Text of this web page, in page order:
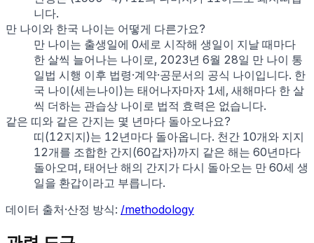
니다.
만 나이와 한국 나이는 어떻게 다른가요?
만 나이는 출생일에 0세로 시작해 생일이 지날 때마다
한 살씩 늘어나는 나이로, 2023년 6월 28일 만 나이 통
일법 시행 이후 법령·계약·공문서의 공식 나이입니다. 한
국 나이(세는나이)는 태어나자마자 1세, 새해마다 한 살
씩 더하는 관습상 나이로 법적 효력은 없습니다.
같은 띠와 같은 간지는 몇 년마다 돌아오나요?
띠(12지지)는 12년마다 돌아옵니다. 천간 10개와 지지
12개를 조합한 간지(60갑자)까지 같은 해는 60년마다
돌아오며, 태어난 해의 간지가 다시 돌아오는 만 60세 생
일을 환갑이라고 부릅니다.
데이터 출처·산정 방식: /methodology